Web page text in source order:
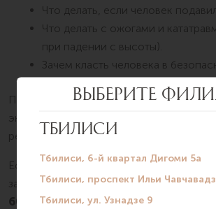
Что делать, если человек
Что делать с ожогами и
при падении с высоты).
Зачем класть человека в
Полученные знания помогут вам не
экстренной ситуации и спасти жизнь
ребенка.
Если вы хотите провести тренинг в
заведении, свяжитесь с нами по
60 38 68или через Телеграм